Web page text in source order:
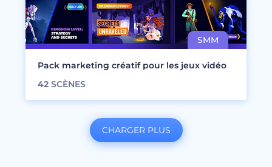
Pack marketing créatif pour les jeux vidéo
42 SCÈNES
CHARGER PLUS